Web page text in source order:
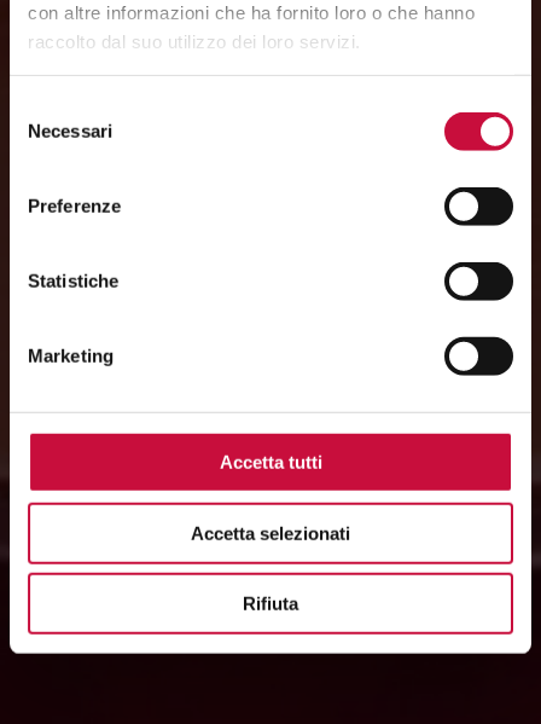
con altre informazioni che ha fornito loro o che hanno
raccolto dal suo utilizzo dei loro servizi.
delNecessari
Preferenze
Statistiche
Marketing
Accetta tutti
Accetta selezionati
Rifiuta